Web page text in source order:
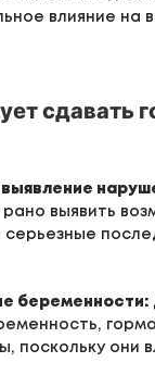
влияние на
сдавать
рано выявить
беременности:
поскольку они